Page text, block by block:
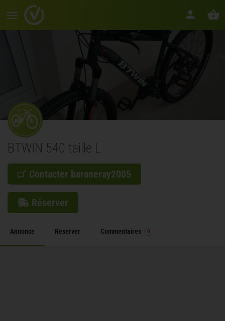
BTWIN 540 taille L
Contacter baraneray2005
Réserver
Annonce Reserver Commentaires 0